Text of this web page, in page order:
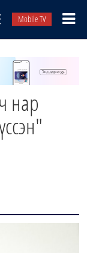
Mobile TV
нар